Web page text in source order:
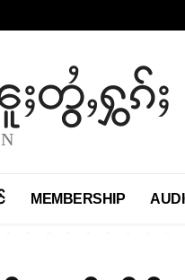
ႈတွႆႇႁွၵ်ႈ
MEMBERSHIP